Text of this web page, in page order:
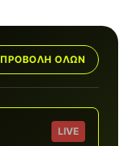
ΠΡΟΒΟΛΉ ΌΛΩΝ
LIVE